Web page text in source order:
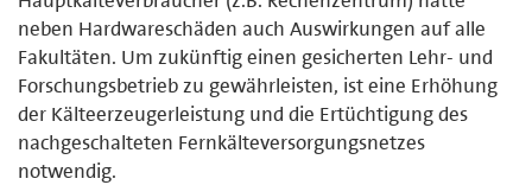
neben Hardwareschäden auch Auswirkungen auf alle
Fakultäten. Um zukünftig einen gesicherten Lehr- und
Forschungsbetrieb zu gewährleisten, ist eine Erhöhung
der Kälteerzeugerleistung und die Ertüchtigung des
nachgeschalteten Fernkälteversorgungsnetzes
notwendig.